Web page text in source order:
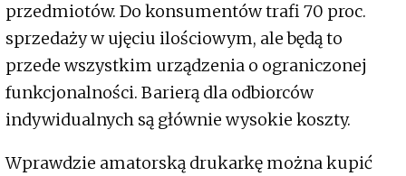
przedmiotów. Do konsumentów trafi 70 proc.
sprzedaży w ujęciu ilościowym, ale będą to
przede wszystkim urządzenia o ograniczonej
funkcjonalności. Barierą dla odbiorców
indywidualnych są głównie wysokie koszty.
Wprawdzie amatorską drukarkę można kupić